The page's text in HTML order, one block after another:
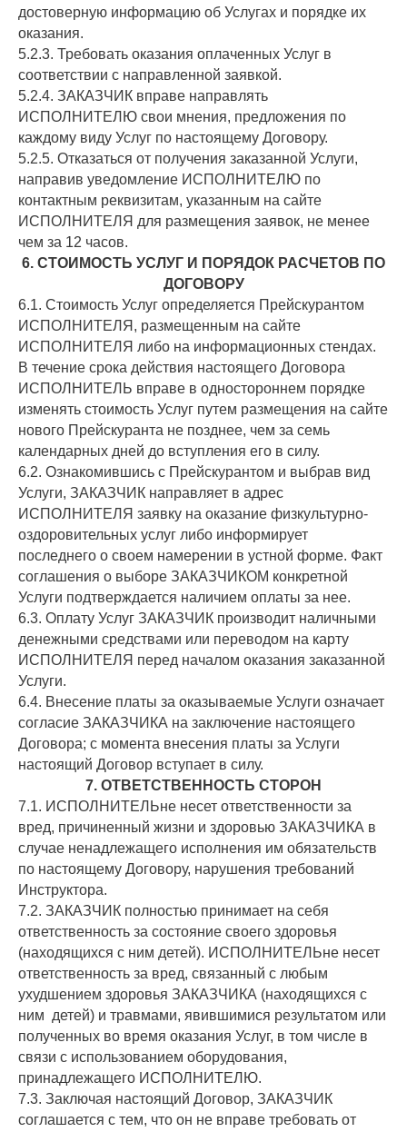
достоверную информацию об Услугах и порядке их
оказания.
5.2.3. Требовать оказания оплаченных Услуг в
соответствии с направленной заявкой.
5.2.4. ЗАКАЗЧИК вправе направлять
ИСПОЛНИТЕЛЮ свои мнения, предложения по
каждому виду Услуг по настоящему Договору.
5.2.5. Отказаться от получения заказанной Услуги,
направив уведомление ИСПОЛНИТЕЛЮ по
контактным реквизитам, указанным на сайте
ИСПОЛНИТЕЛЯ для размещения заявок, не менее
чем за 12 часов.
6. СТОИМОСТЬ УСЛУГ И ПОРЯДОК РАСЧЕТОВ ПО
ДОГОВОРУ
6.1. Стоимость Услуг определяется Прейскурантом
ИСПОЛНИТЕЛЯ, размещенным на сайте
ИСПОЛНИТЕЛЯ либо на информационных стендах.
В течение срока действия настоящего Договора
ИСПОЛНИТЕЛЬ вправе в одностороннем порядке
изменять стоимость Услуг путем размещения на сайте
нового Прейскуранта не позднее, чем за семь
календарных дней до вступления его в силу.
6.2. Ознакомившись с Прейскурантом и выбрав вид
Услуги, ЗАКАЗЧИК направляет в адрес
ИСПОЛНИТЕЛЯ заявку на оказание физкультурно-
оздоровительных услуг либо информирует
последнего о своем намерении в устной форме. Факт
соглашения о выборе ЗАКАЗЧИКОМ конкретной
Услуги подтверждается наличием оплаты за нее.
6.3. Оплату Услуг ЗАКАЗЧИК производит наличными
денежными средствами или переводом на карту
ИСПОЛНИТЕЛЯ перед началом оказания заказанной
Услуги.
6.4. Внесение платы за оказываемые Услуги означает
согласие ЗАКАЗЧИКА на заключение настоящего
Договора; с момента внесения платы за Услуги
настоящий Договор вступает в силу.
7. ОТВЕТСТВЕННОСТЬ СТОРОН
7.1. ИСПОЛНИТЕЛЬне несет ответственности за
вред, причиненный жизни и здоровью ЗАКАЗЧИКА в
случае ненадлежащего исполнения им обязательств
по настоящему Договору, нарушения требований
Инструктора.
7.2. ЗАКАЗЧИК полностью принимает на себя
ответственность за состояние своего здоровья
(находящихся с ним детей). ИСПОЛНИТЕЛЬне несет
ответственность за вред, связанный с любым
ухудшением здоровья ЗАКАЗЧИКА (находящихся с
ним детей) и травмами, явившимися результатом или
полученных во время оказания Услуг, в том числе в
связи с использованием оборудования,
принадлежащего ИСПОЛНИТЕЛЮ.
7.3. Заключая настоящий Договор, ЗАКАЗЧИК
соглашается с тем, что он не вправе требовать от